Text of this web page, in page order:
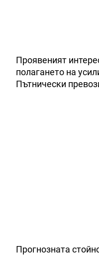
Проявеният
полагането на
Пътнически
Прогнозната